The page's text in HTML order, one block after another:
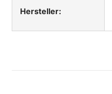
Hersteller: